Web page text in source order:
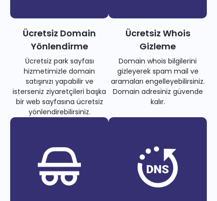
Ücretsiz Domain
Yönlendirme
Ücretsiz park sayfası
hizmetimizle domain
satışınızı yapabilir ve
isterseniz ziyaretçileri başka
bir web sayfasına ücretsiz
yönlendirebilirsiniz.
Ücretsiz Whois
Gizleme
Domain whois bilgilerini
gizleyerek spam mail ve
aramaları engelleyebilirsiniz.
Domain adresiniz güvende
kalır.